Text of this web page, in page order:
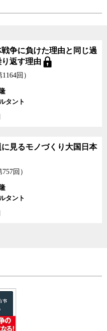
戦争に負けた理由と同じ過
返す理由
回）
タント
見るモノづくり大国日本
回）
タント